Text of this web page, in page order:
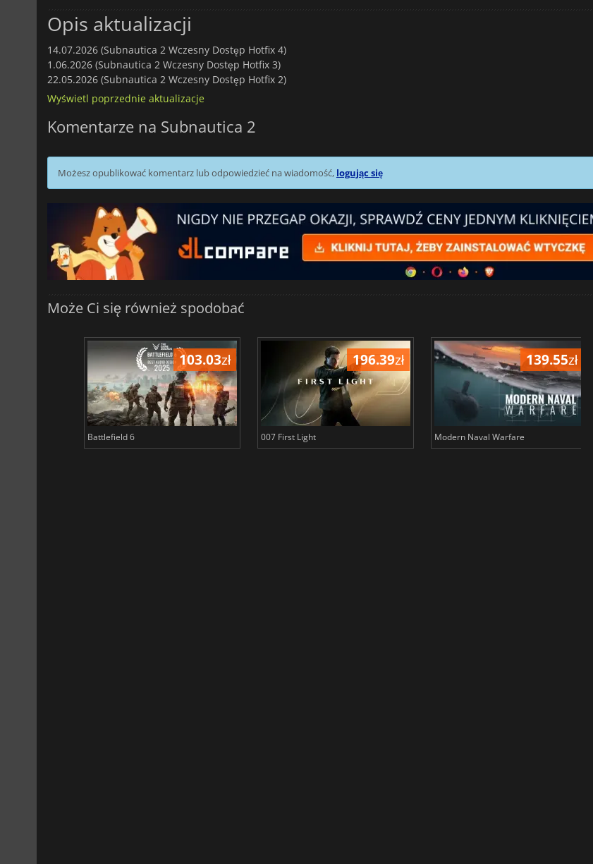
Opis aktualizacji
14.07.2026 (Subnautica 2 Wczesny Dostęp Hotfix 4)
1.06.2026 (Subnautica 2 Wczesny Dostęp Hotfix 3)
22.05.2026 (Subnautica 2 Wczesny Dostęp Hotfix 2)
Wyświetl poprzednie aktualizacje
Komentarze na Subnautica 2
Możesz opublikować komentarz lub odpowiedzieć na wiadomość, logując się
Może Ci się również spodobać
103.03zł
Battlefield 6
196.39zł
007 First Light
139.55zł
Modern Naval Warfare